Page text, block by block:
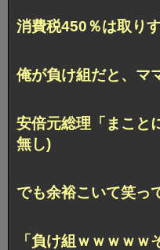
消費税450％は取り
俺が負け組だと、
安倍元総理「まこ
無し)
でも余裕こいて笑
「負け組ｗｗｗｗ